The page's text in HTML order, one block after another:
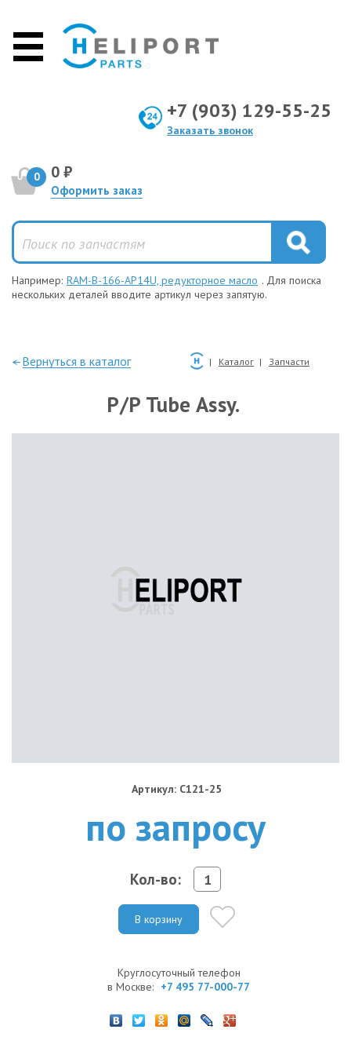
+7 (903) 129-55-25
Заказать звонок
0 0 ₽
Оформить заказ
Например: RAM-B-166-AP14U, редукторное масло . Для поиска
нескольких деталей вводите артикул через запятую.
—Вернуться в каталог Каталог Запчасти
P/P Tube Assy.
Артикул: C121-25
по запросу
Кол-во:
В корзину
Круглосуточный телефон
в Москве: +7 495 77-000-77